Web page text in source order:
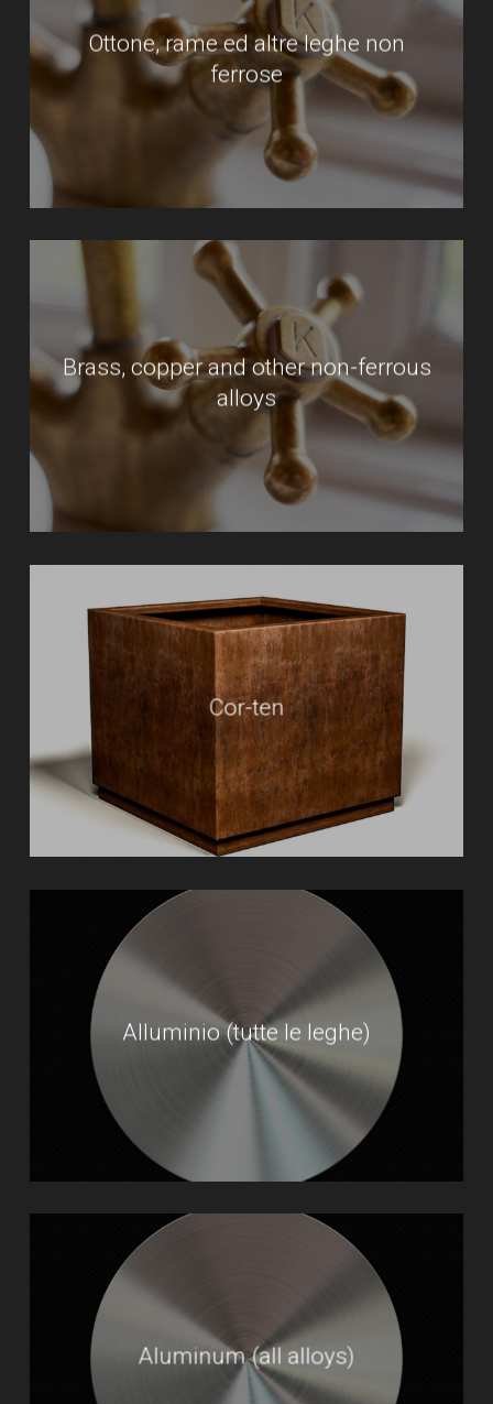
Ottone, rame ed altre leghe non
ferrose
Brass, copper and other non-ferrous
alloys
Cor-ten
Alluminio (tutte le leghe)
Aluminum (all alloys)